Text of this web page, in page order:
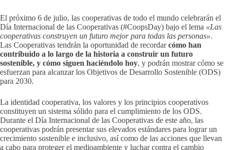
El próximo 6 de julio, las cooperativas de todo el mundo celebrarán el
Día Internacional de las Cooperativas (#CoopsDay) bajo el lema «Las
cooperativas construyen un futuro mejor para todas las personas».
Las Cooperativas tendrán la oportunidad de recordarcómo han
contribuido a lo largo de la historia a construir un futuro
sostenible, y cómo siguen haciéndolo hoy, y podrán mostrar cómo se
esfuerzan para alcanzar los Objetivos de Desarrollo Sostenible (ODS)
para 2030.
La identidad cooperativa, los valores y los principios cooperativos
constituyen un sistema sólido para el cumplimiento de los ODS.
Durante el Día Internacional de las Cooperativas de este año, las
cooperativas podrán presentar sus elevados estándares para lograr un
crecimiento sostenible e inclusivo, así como de las acciones que llevan
a cabo para proteger el medioambiente y luchar contra el cambio